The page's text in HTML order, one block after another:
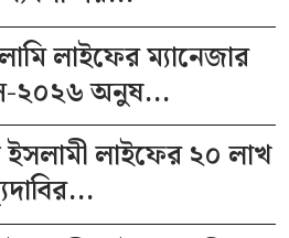
লাইফের ম্যানেজার
২০২৬ অনুষ...
ইসলামী লাইফের ২০ লাখ